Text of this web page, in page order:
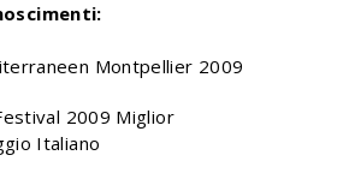
Montpellier 2009
2009 Miglior
Italiano